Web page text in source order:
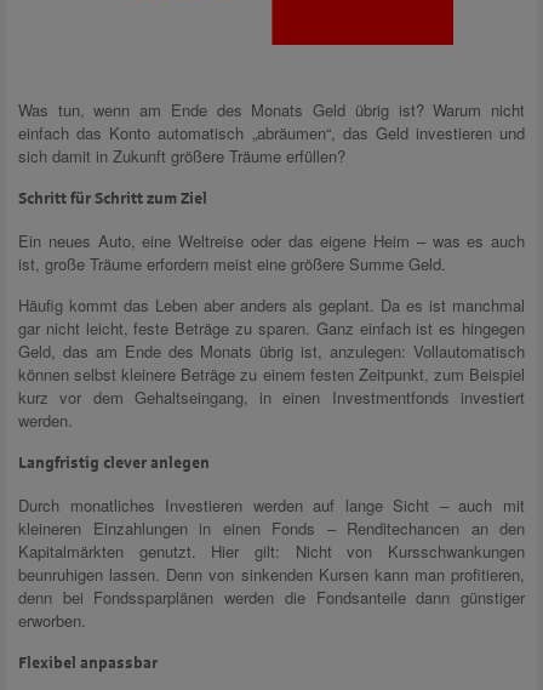
Was tun, wenn am Ende des Monats Geld übrig ist? Warum nicht
einfach das Konto automatisch „abräumen“, das Geld investieren und
sich damit in Zukunft größere Träume erfüllen?
Schritt für Schritt zum Ziel
Ein neues Auto, eine Weltreise oder das eigene Heim – was es auch
ist, große Träume erfordern meist eine größere Summe Geld.
Häufig kommt das Leben aber anders als geplant. Da es ist manchmal
gar nicht leicht, feste Beträge zu sparen. Ganz einfach ist es hingegen
Geld, das am Ende des Monats übrig ist, anzulegen: Vollautomatisch
können selbst kleinere Beträge zu einem festen Zeitpunkt, zum Beispiel
kurz vor dem Gehaltseingang, in einen Investmentfonds investiert
werden.
Langfristig clever anlegen
Durch monatliches Investieren werden auf lange Sicht – auch mit
kleineren Einzahlungen in einen Fonds – Renditechancen an den
Kapitalmärkten genutzt. Hier gilt: Nicht von Kursschwankungen
beunruhigen lassen. Denn von sinkenden Kursen kann man profitieren,
denn bei Fondssparplänen werden die Fondsanteile dann günstiger
erworben.
Flexibel anpassbar